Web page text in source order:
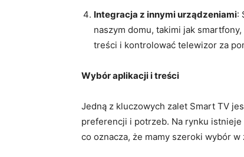
Integracja z innymi urządzeniami:
naszym domu, takimi jak
treści i kontrolować telewizor za
Wybór aplikacji i treści
Jedną z kluczowych zalet Smart TV
preferencji i potrzeb. Na rynku
co oznacza, że mamy szeroki wybór